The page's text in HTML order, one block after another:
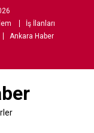
İş İlanları
Ankara Haber